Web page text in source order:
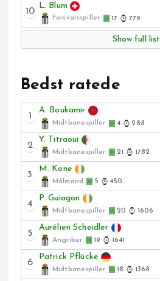
10
L. Blum
Forsvarsspiller 17 779
Show full list
Bedst ratede
1
A. Boukamir
Midtbanespiller 4 288
2
Y. Titraoui
Midtbanespiller 21 1782
3
M. Kone
Målmand 5 450
4
P. Guiagon
Midtbanespiller 20 1606
5
Aurélien Scheidler
Angriber 19 1641
6
Patrick Pflücke
Midtbanespiller 18 1368